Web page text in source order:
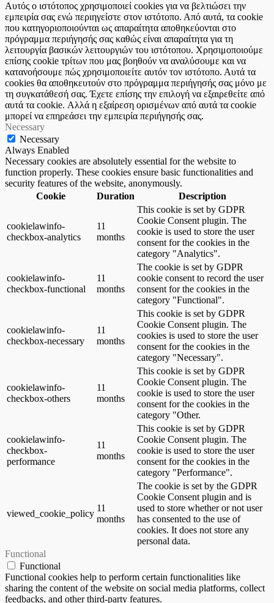
Αυτός ο ιστότοπος χρησιμοποιεί cookies για να βελτιώσει την
εμπειρία σας ενώ περιηγείστε στον ιστότοπο. Από αυτά, τα cookie
που κατηγοριοποιούνται ως απαραίτητα αποθηκεύονται στο
πρόγραμμα περιήγησής σας καθώς είναι απαραίτητα για τη
λειτουργία βασικών λειτουργιών του ιστότοπου. Χρησιμοποιούμε
επίσης cookie τρίτων που μας βοηθούν να αναλύσουμε και να
κατανοήσουμε πώς χρησιμοποιείτε αυτόν τον ιστότοπο. Αυτά τα
cookies θα αποθηκευτούν στο πρόγραμμα περιήγησής σας μόνο με
τη συγκατάθεσή σας. Έχετε επίσης την επιλογή να εξαιρεθείτε από
αυτά τα cookie. Αλλά η εξαίρεση ορισμένων από αυτά τα cookie
μπορεί να επηρεάσει την εμπειρία περιήγησής σας.
Necessary
Necessary
Always Enabled
Necessary cookies are absolutely essential for the website to
function properly. These cookies ensure basic functionalities and
security features of the website, anonymously.
Cookie
Duration Description
cookielawinfo-
checkbox-analytics
11
months
This cookie is set by GDPR
Cookie Consent plugin. The
cookie is used to store the user
consent for the cookies in the
category "Analytics".
cookielawinfo-
checkbox-functional
11
months
The cookie is set by GDPR
cookie consent to record the user
consent for the cookies in the
category "Functional".
cookielawinfo-
checkbox-necessary
11
months
This cookie is set by GDPR
Cookie Consent plugin. The
cookies is used to store the user
consent for the cookies in the
category "Necessary".
cookielawinfo-
checkbox-others
11
months
This cookie is set by GDPR
Cookie Consent plugin. The
cookie is used to store the user
consent for the cookies in the
category "Other.
cookielawinfo-
checkbox-
performance
11
months
This cookie is set by GDPR
Cookie Consent plugin. The
cookie is used to store the user
consent for the cookies in the
category "Performance".
viewed_cookie_policy
11
months
The cookie is set by the GDPR
Cookie Consent plugin and is
used to store whether or not user
has consented to the use of
cookies. It does not store any
personal data.
Functional
Functional
Functional cookies help to perform certain functionalities like
sharing the content of the website on social media platforms, collect
feedbacks, and other third-party features.